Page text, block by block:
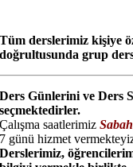
Tüm derslerimiz kişiye
doğrultusunda grup
Ders Günlerini ve Ders
seçmektedirler.
Çalışma saatlerimiz
7 günü hizmet
Derslerimiz,